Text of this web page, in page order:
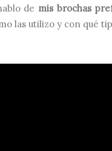
de mis brochas
las utilizo y con qué